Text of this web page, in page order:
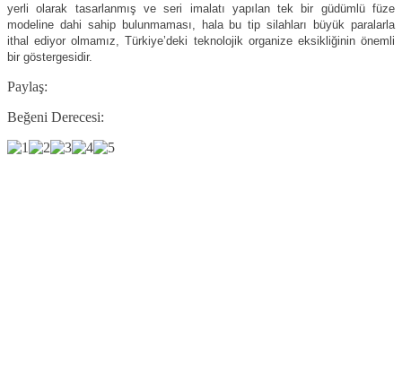
yerli olarak tasarlanmış ve seri imalatı yapılan tek bir güdümlü füze
modeline dahi sahip bulunmaması, hala bu tip silahları büyük paralarla
ithal ediyor olmamız, Türkiye’deki teknolojik organize eksikliğinin önemli
bir göstergesidir.
Paylaş:
Beğeni Derecesi: